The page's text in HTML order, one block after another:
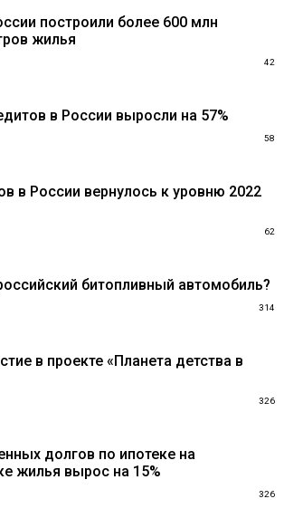
построили более 600 млн
жилья
42
в России выросли на 57%
58
в России вернулось к уровню 2022
62
битопливный автомобиль?
314
в проекте «Планета детства в
326
долгов по ипотеке на
жилья вырос на 15%
326